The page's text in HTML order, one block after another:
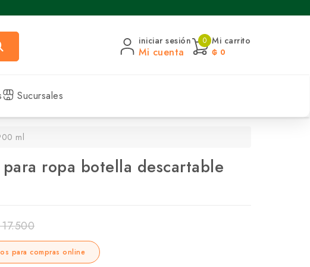
iniciar sesión
Mi cuenta
0 Mi carrito
₲ 0
Sucursales
ml
ropa botella descartable
para compras online